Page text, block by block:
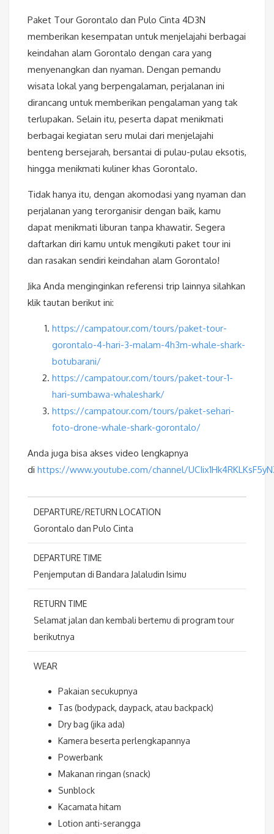
Paket Tour Gorontalo dan Pulo Cinta 4D3N
memberikan kesempatan untuk menjelajahi berbagai
keindahan alam Gorontalo dengan cara yang
menyenangkan dan nyaman. Dengan pemandu
wisata lokal yang berpengalaman, perjalanan ini
dirancang untuk memberikan pengalaman yang tak
terlupakan. Selain itu, peserta dapat menikmati
berbagai kegiatan seru mulai dari menjelajahi
benteng bersejarah, bersantai di pulau-pulau eksotis,
hingga menikmati kuliner khas Gorontalo.
Tidak hanya itu, dengan akomodasi yang nyaman dan
perjalanan yang terorganisir dengan baik, kamu
dapat menikmati liburan tanpa khawatir. Segera
daftarkan diri kamu untuk mengikuti paket tour ini
dan rasakan sendiri keindahan alam Gorontalo!
Jika Anda menginginkan referensi trip lainnya silahkan
klik tautan berikut ini:
https://campatour.com/tours/paket-tour-
gorontalo-4-hari-3-malam-4h3m-whale-shark-
botubarani/
https://campatour.com/tours/paket-tour-1-
hari-sumbawa-whaleshark/
https://campatour.com/tours/paket-sehari-
foto-drone-whale-shark-gorontalo/
Anda juga bisa akses video lengkapnya
di https://www.youtube.com/channel/
DEPARTURE/RETURN LOCATION
Gorontalo dan Pulo Cinta
DEPARTURE TIME
Penjemputan di Bandara Jalaludin Isimu
RETURN TIME
Selamat jalan dan kembali bertemu di program tour
berikutnya
WEAR
Pakaian secukupnya
Tas (bodypack, daypack, atau backpack)
Dry bag (jika ada)
Kamera beserta perlengkapannya
Powerbank
Makanan ringan (snack)
Sunblock
Kacamata hitam
Lotion anti-serangga